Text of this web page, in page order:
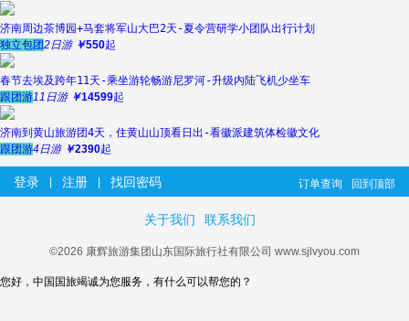
济南周边茶博园+马套将军山大巴2天-夏令营研学小团队出行计划
独立包团2日游 ￥550起
春节去埃及跨年11天-乘坐游轮畅游尼罗河-升级内陆飞机少坐车
跟团游11日游 ￥14599起
济南到黄山旅游团4天，住黄山山顶看日出-看徽派建筑体检徽文化
跟团游4日游 ￥2390起
登录 注册 找回密码 回到顶部
订单查询
关于我们 联系我们
©2026 康辉旅游集团山东国际旅行社有限公司 www.sjlvyou.com
您好，中国国旅竭诚为您服务，有什么可以帮您的？